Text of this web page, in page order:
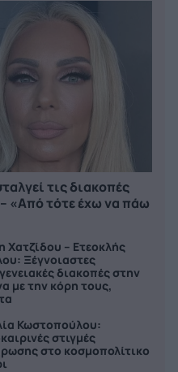
τις διακοπές
«Από τότε έχω να πάω
Χατζίδου – Ετεοκλής
Ξέγνοιαστες
διακοπές στην
με την κόρη τους,
Κωστοπούλου:
στιγμές
στο κοσμοπολίτικο